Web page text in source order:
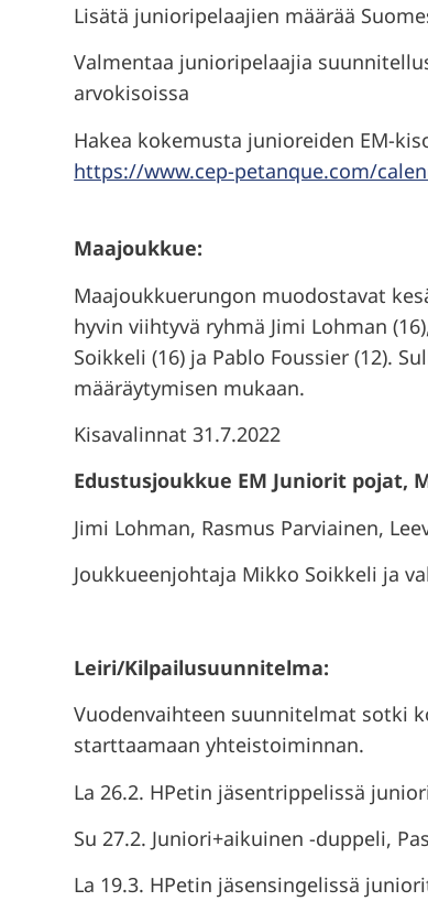
Lisätä junioripelaajien määrää
Valmentaa junioripelaajia
arvokisoissa
Hakea kokemusta junioreiden EM-
https://www.cep-petanque.com/
Maajoukkue:
Maajoukkuerungon muodostavat
hyvin viihtyvä ryhmä Jimi Lohman
Soikkeli (16) ja Pablo Foussier (12).
määräytymisen mukaan.
Kisavalinnat 31.7.2022
Edustusjoukkue EM Juniorit pojat,
Jimi Lohman, Rasmus Parviainen,
Joukkueenjohtaja Mikko Soikkeli ja
Leiri/Kilpailusuunnitelma:
Vuodenvaihteen suunnitelmat sotki
starttaamaan yhteistoiminnan.
La 26.2. HPetin jäsentrippelissä
Su 27.2. Juniori+aikuinen -duppeli,
La 19.3. HPetin jäsensingelissä